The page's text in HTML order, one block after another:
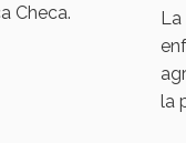
Checa.
La
la